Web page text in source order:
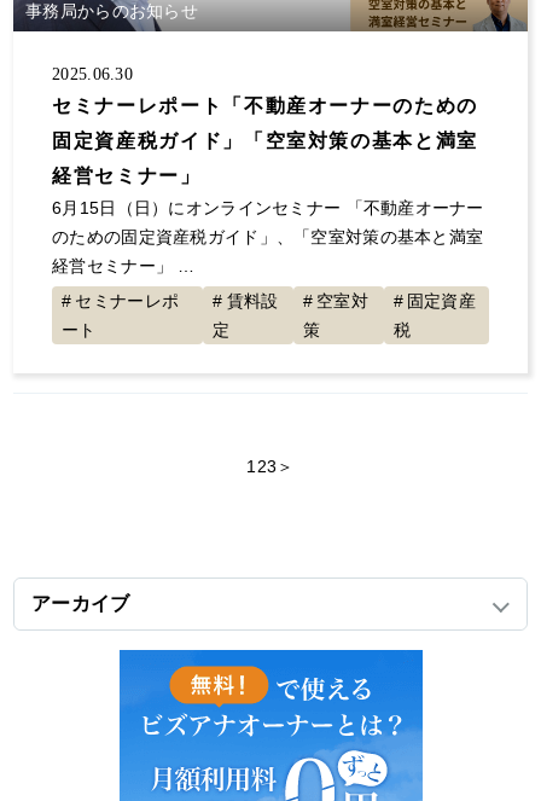
事務局からのお知らせ
2025.06.30
セミナーレポート「不動産オーナーのための
固定資産税ガイド」「空室対策の基本と満室
経営セミナー」
6月15日（日）にオンラインセミナー 「不動産オーナー
のための固定資産税ガイド」、「空室対策の基本と満室
経営セミナー」 …
セミナーレポ
ート
賃料設
定
空室対
策
固定資産
税
1 23 ＞
アーカイブ